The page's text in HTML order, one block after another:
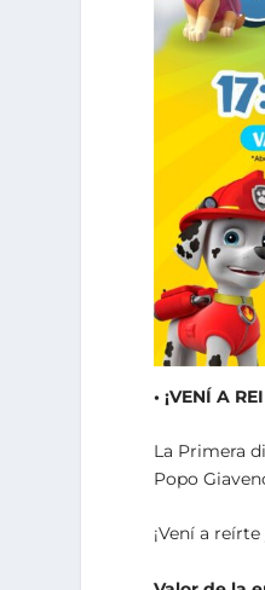
• ¡VENÍ A
La Primera
Popo
¡Vení a